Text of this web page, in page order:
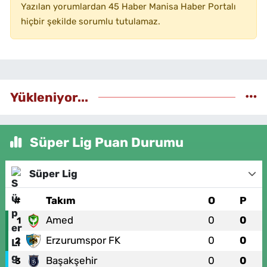
Yazılan yorumlardan 45 Haber Manisa Haber Portalı
hiçbir şekilde sorumlu tutulamaz.
Yükleniyor...
Süper Lig Puan Durumu
Süper Lig
# Takım O P
1 Amed 0 0
2 Erzurumspor FK 0 0
3 Başakşehir 0 0